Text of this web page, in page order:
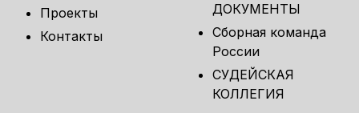
Проекты
Контакты
ДОКУМЕНТЫ
Сборная команда
России
СУДЕЙСКАЯ
КОЛЛЕГИЯ